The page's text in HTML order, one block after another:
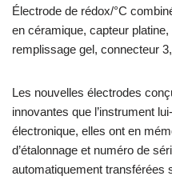
Électrode de rédox/°C
en céramique, capteur
remplissage gel, connecteur
Les nouvelles électrodes
innovantes que l’instrument
électronique, elles ont en
d’étalonnage et numéro de
automatiquement transférées